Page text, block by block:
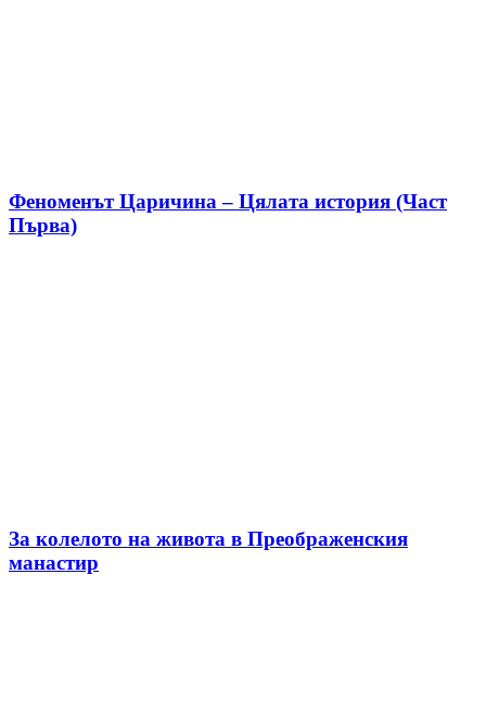
Феноменът Царичина – Цялата история (Част
Първа)
За колелото на живота в Преображенския
манастир